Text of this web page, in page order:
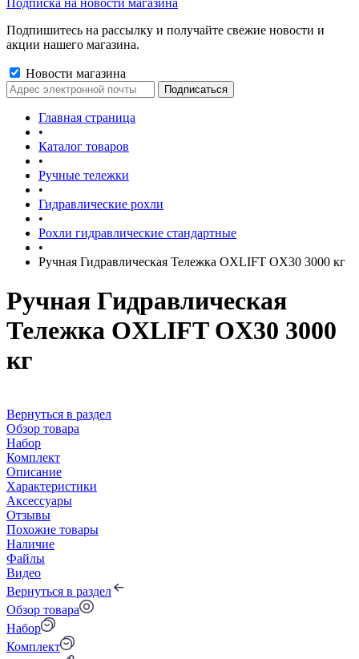
Подписка на новости магазина
Подпишитесь на рассылку и получайте свежие новости и
акции нашего магазина.
Новости магазина
Главная страница
•
Каталог товаров
•
Ручные тележки
•
Гидравлические рохли
•
Рохли гидравлические стандартные
•
Ручная Гидравлическая Тележка OXLIFT OX30 3000 кг
Ручная Гидравлическая
Тележка OXLIFT OX30 3000
кг
Вернуться в раздел
Обзор товара
Набор
Комплект
Описание
Характеристики
Аксессуары
Отзывы
Похожие товары
Наличие
Файлы
Видео
Вернуться в раздел
Обзор товара
Набор
Комплект